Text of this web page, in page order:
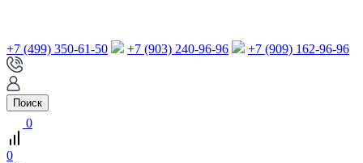
+7 (499) 350-61-50 +7 (903) 240-96-96 +7 (909) 162-96-96
Поиск
0
0